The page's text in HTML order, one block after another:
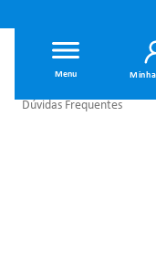
INSTITUCIONAL
Dúvidas Frequentes